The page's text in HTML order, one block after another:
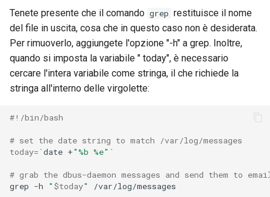
Tenete presente che il comando grep restituisce il nome
del file in uscita, cosa che in questo caso non è desiderata.
Per rimuoverlo, aggiungete l'opzione "-h" a grep. Inoltre,
quando si imposta la variabile " today", è necessario
cercare l'intera variabile come stringa, il che richiede la
stringa all'interno delle virgolette:
#!/bin/bash
# set the date string to match /var/log/messages
today= `date +"%b %e" `
# grab the dbus-daemon messages and send them to
grep -h " $today"